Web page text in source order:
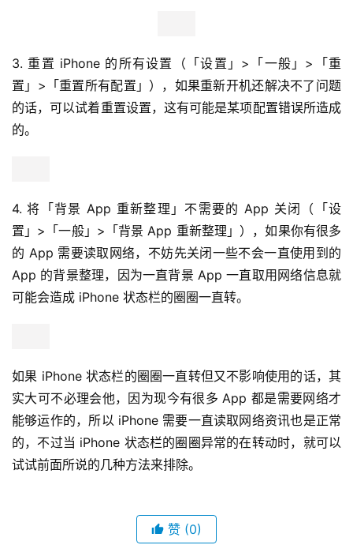
3. 重置 iPhone 的所有设置（「设置」>「一般」>「重
置」>「重置所有配置」），如果重新开机还解决不了问题
的话，可以试着重置设置，这有可能是某项配置错误所造成
的。
4. 将「背景 App 重新整理」不需要的 App 关闭（「设
置」>「一般」>「背景 App 重新整理」），如果你有很多
的 App 需要读取网络，不妨先关闭一些不会一直使用到的
App 的背景整理，因为一直背景 App 一直取用网络信息就
可能会造成 iPhone 状态栏的圈圈一直转。
如果 iPhone 状态栏的圈圈一直转但又不影响使用的话，其
实大可不必理会他，因为现今有很多 App 都是需要网络才
能够运作的，所以 iPhone 需要一直读取网络资讯也是正常
的，不过当 iPhone 状态栏的圈圈异常的在转动时，就可以
试试前面所说的几种方法来排除。
赞 (0)